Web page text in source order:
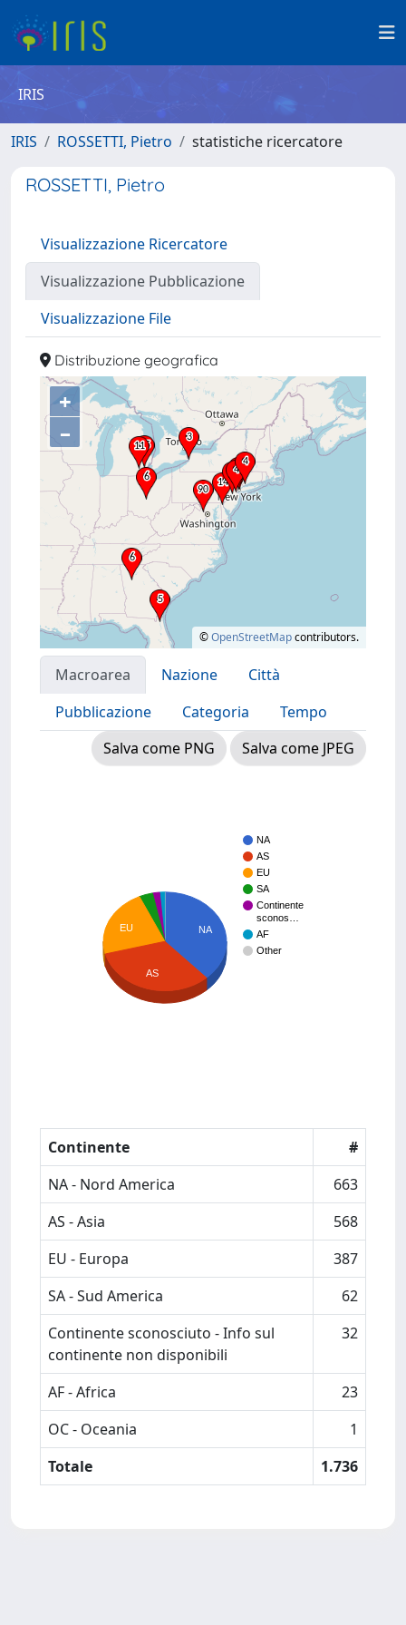
IRIS
IRIS ROSSETTI, Pietro statistiche ricercatore
ROSSETTI, Pietro
Visualizzazione Ricercatore
Visualizzazione Pubblicazione
Visualizzazione File
Distribuzione geografica
+
–
©OpenStreetMapcontributors.
Macroarea Nazione
Città
Pubblicazione
Categoria
Tempo
Salva come PNG
Salva come JPEG
NA
AS
EU
SA
Continente
sconos…
AF
Other
NA
EU
AS
Continente
#
NA - Nord America
663
AS - Asia
568
EU - Europa
387
SA - Sud America
62
Continente sconosciuto - Info sul
continente non disponibili
32
AF - Africa
23
OC - Oceania
1
Totale
1.736